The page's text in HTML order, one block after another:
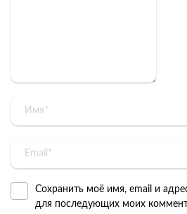
Сохранить моё имя, email и
для последующих моих